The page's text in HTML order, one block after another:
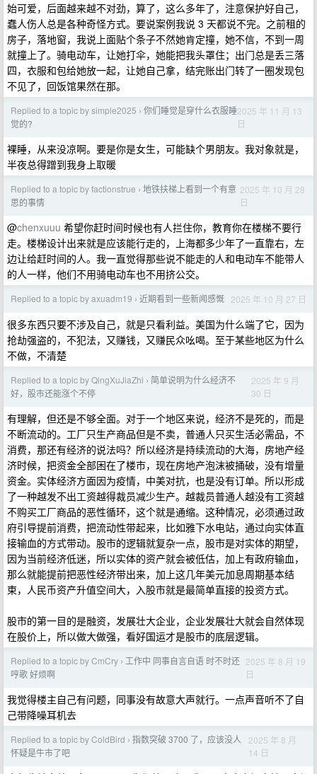
始可爱，后面越来越不对劲，算了，这么多年了，注意保护好自己，
蠢人伤人总是各种奇怪方式。要说案例我说 3 天都说不完。之前租的
房子，落地窗，我说上面贴个条子不然她肯定撞，她不信，不到一周
就撞上了。骑电动车，让她打伞，她能把我头罩住；出门总是丢三落
四，衣服和包给她放一起，让她自己拿，结完账出门转了一圈发现包
不见了，回饭馆果然在那。
Replied to a topic by simple2025 › 你们睡觉是穿什么衣服睡
觉的?
2025 年 11 月 13
日
裸睡，从来没凉啊。要是你是女生，可能缺个男朋友。我对象就是，
半夜总得蹭到我身上取暖
Replied to a topic by factionstrue › 地铁扶梯上看到一个有意
思的事情
2025 年 10 月 28
日
@chenxuuu 希望你赶时间时候也有人拦住你，教育你在楼梯不要行
走。楼梯设计出来就是应该能行走的，上海都多少年了一直靠右，左
边让给赶时间的人。我一直觉得那些说不能走的人和电动车不能带人
的人一样，他们不用骑电动车也不用挤公交。
Replied to a topic by axuadm19 › 近期看到一些新闻感慨 2025 年 10 月 27 日
很多东西只要不涉及自己，就是只看利益。美国为什么端了它，因为
抢劫强盗的，不犯法，又赚钱，又赚民众吆喝。至于某些地区为什么
不做，不清楚
Replied to a topic by QingXuJiaZhi › 简单说明为什么经济不
好，股市还能涨个不停
2025 年 9 月
30 日
有理解，但还是不够全面。对于一个地区来说，经济不是死的，而是
不断流动的。工厂只生产商品但是不卖，普通人只买生活必需品，不
消费，那还有经济的说法吗？所以经济是持续流动的大海，房地产经
济时候，把资金全部困在了楼市，现在房地产泡沫被捅破，没有增量
资金。实体经济方面因为疫情，中美对抗，也是没有订单。所以形成
了一种越发不出工资越得裁员减少生产。越裁员普通人越没有工资越
不购买工厂商品的恶性循环，这个就是通缩。这种情况，必须通过政
府引导提前消费，把流动性带起来，比如雅下水电站，通过向实体直
接输血的方式带动。股市的逻辑就复杂一点，股市是对实体的期望，
因为当前经济低迷，所以实体的资产就会被低估，加上有政府输血，
那么就能提前把恶性经济带出来，加上这几年美元加息周期基本结
束，人民币资产升值空间大，入股市就是最简单直接的投资方式。
股市的第一目的是融资，发展壮大企业，企业发展壮大就会自然体现
在股价上，所以做大做强，看好国运才是股市的底层逻辑。
Replied to a topic by CmCry › 工作中 同事自言自语 时不时还
哼歌 好烦啊
2025 年 8 月 19
日
我觉得楼主自己有问题，同事没有故意大声就行。一点声音听不了自
己带降噪耳机去
Replied to a topic by ColdBird › 指数突破 3700 了，应该没人
怀疑是牛市了吧
2025 年 8 月
14 日